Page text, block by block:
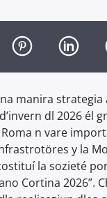
manira strategia
dl 2026 él
n vare
y la
la sozieté
Cortina 2026”.